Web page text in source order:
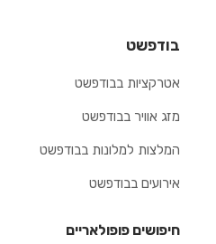
בודפשט
אטרקציות בבודפשט
מזג אוויר בבודפשט
המלצות למלונות בבודפשט
אירועים בבודפשט
חיפושים פופולאריים